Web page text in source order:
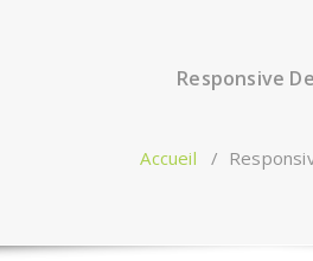
Responsive
Accueil /